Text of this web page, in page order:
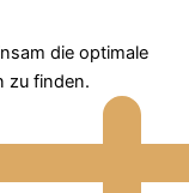
die optimale
zu finden.